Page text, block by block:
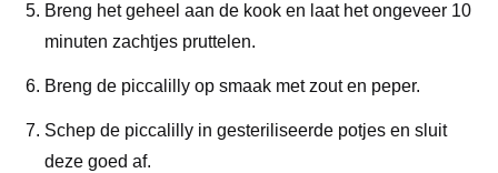
Breng het geheel aan de kook en laat het ongeveer 10
minuten zachtjes pruttelen.
Breng de piccalilly op smaak met zout en peper.
Schep de piccalilly in gesteriliseerde potjes en sluit
deze goed af.